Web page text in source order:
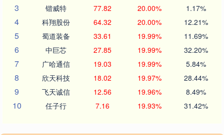
3 锴威特 77.82 20.00% 1.17%
4 科翔股份 64.32 20.00% 12.21%
5 蜀道装备 33.61 19.99% 11.69%
6 中巨芯 27.85 19.99% 32.20%
7 广哈通信 19.03 19.99% 5.84%
8 欣天科技 18.02 19.97% 28.44%
9 飞天诚信 12.56 19.96% 8.49%
10 任子行 7.16 19.93% 31.42%